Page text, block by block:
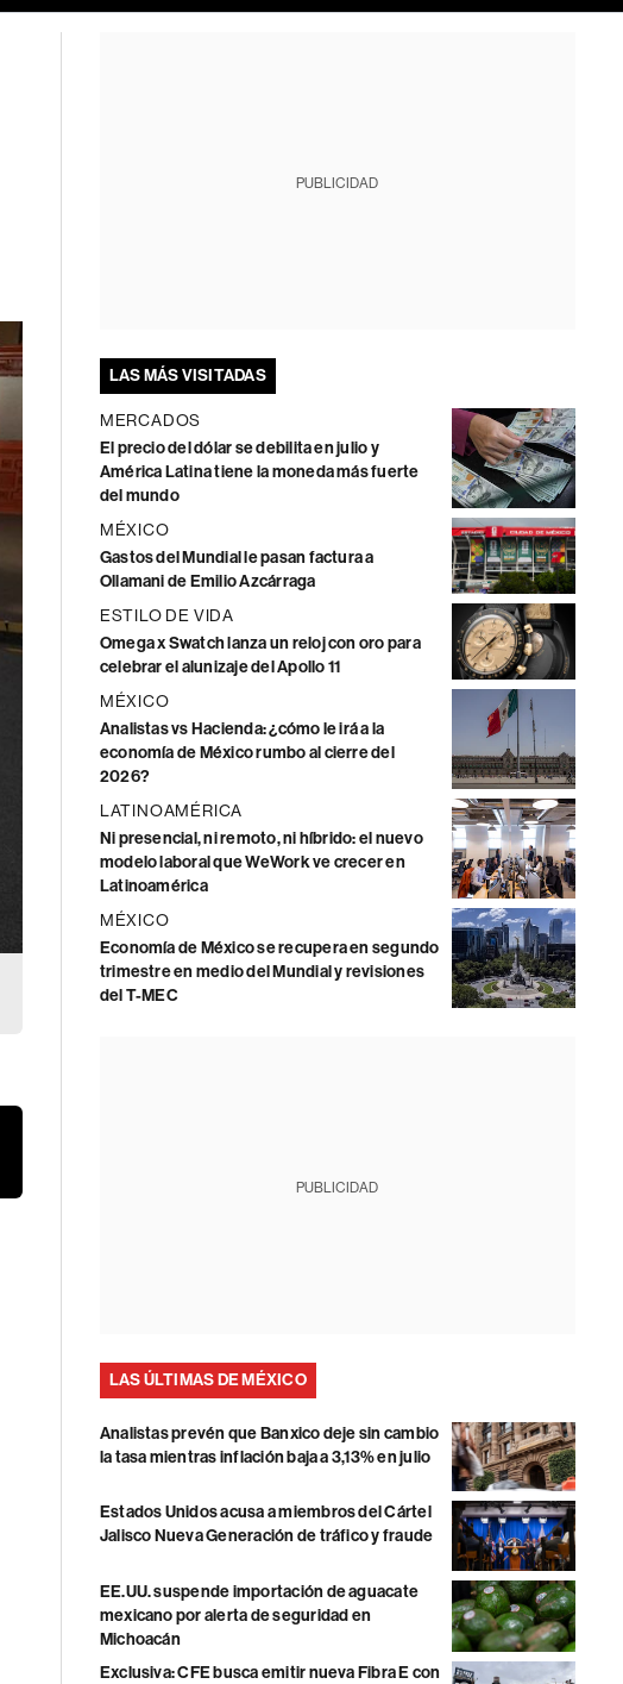
PUBLICIDAD
LAS MÁS VISITADAS
MERCADOS
El precio del dólar se debilita en julio y
América Latina tiene la moneda más fuerte
del mundo
MÉXICO
Gastos del Mundial le pasan factura a
Ollamani de Emilio Azcárraga
ESTILO DE VIDA
Omega x Swatch lanza un reloj con oro para
celebrar el alunizaje del Apollo 11
MÉXICO
Analistas vs Hacienda: ¿cómo le irá a la
economía de México rumbo al cierre del
2026?
LATINOAMÉRICA
Ni presencial, ni remoto, ni híbrido: el nuevo
modelo laboral que WeWork ve crecer en
Latinoamérica
MÉXICO
Economía de México se recupera en segundo
trimestre en medio del Mundial y revisiones
del T-MEC
PUBLICIDAD
LAS ÚLTIMAS DE MÉXICO
Analistas prevén que Banxico deje sin cambio
la tasa mientras inflación baja a 3,13% en julio
Estados Unidos acusa a miembros del Cártel
Jalisco Nueva Generación de tráfico y fraude
EE.UU. suspende importación de aguacate
mexicano por alerta de seguridad en
Michoacán
Exclusiva: CFE busca emitir nueva Fibra E con